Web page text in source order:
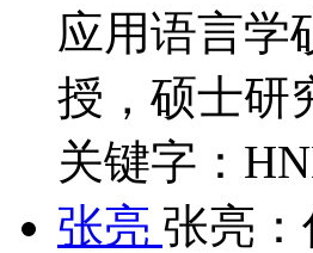
应用语言学
授，硕士研
关键字：
张亮 张亮